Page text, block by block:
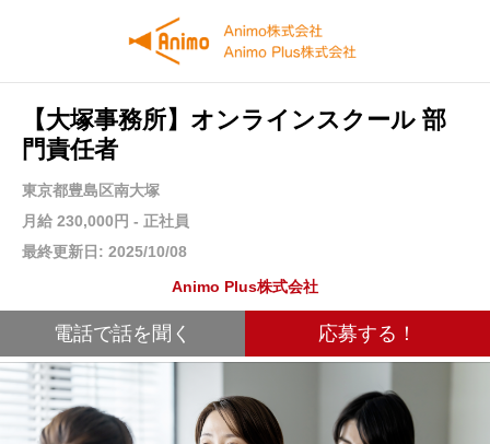
【大塚事務所】オンラインスクール 部
門責任者
東京都豊島区南大塚
月給 230,000円 - 正社員
最終更新日: 2025/10/08
Animo Plus株式会社
電話で話を聞く 応募する！